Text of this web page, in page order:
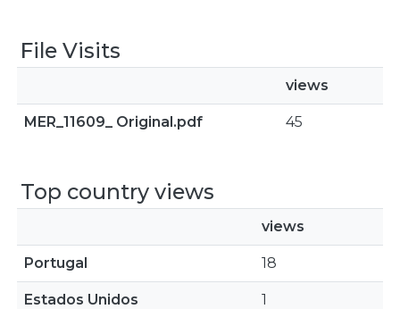
File Visits
views
MER_11609_ Original.pdf 45
Top country views
views
Portugal 18
Estados Unidos 1